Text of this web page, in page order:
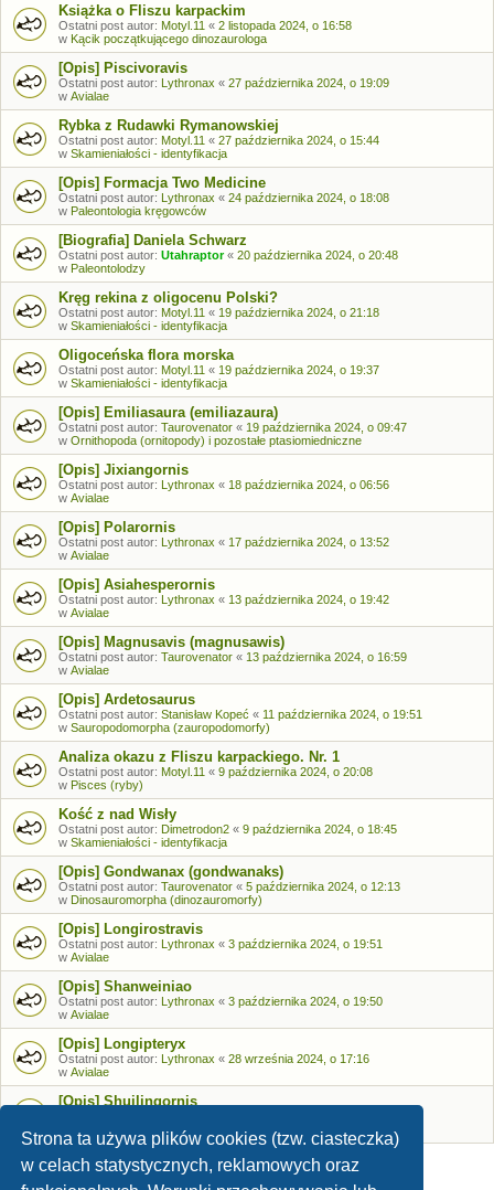
Strona ta używa plików cookies (tzw. ciasteczka)
w celach statystycznych, reklamowych oraz
Książka o Fliszu karpackim
Ostatni post autor: Motyl.11 « 2 listopada 2024, o 16:58
w Kącik początkującego dinozaurologa
[Opis] Piscivoravis
Ostatni post autor: Lythronax « 27 października 2024, o 19:09
w Avialae
Rybka z Rudawki Rymanowskiej
Ostatni post autor: Motyl.11 « 27 października 2024, o 15:44
w Skamieniałości - identyfikacja
[Opis] Formacja Two Medicine
Ostatni post autor: Lythronax « 24 października 2024, o 18:08
w Paleontologia kręgowców
[Biografia] Daniela Schwarz
Ostatni post autor: Utahraptor« 20 października 2024, o 20:48
w Paleontolodzy
Kręg rekina z oligocenu Polski?
Ostatni post autor: Motyl.11 « 19 października 2024, o 21:18
w Skamieniałości - identyfikacja
Oligoceńska flora morska
Ostatni post autor: Motyl.11 « 19 października 2024, o 19:37
w Skamieniałości - identyfikacja
[Opis] Emiliasaura (emiliazaura)
Ostatni post autor: Taurovenator « 19 października 2024, o 09:47
w Ornithopoda (ornitopody) i pozostałe ptasiomiedniczne
[Opis] Jixiangornis
Ostatni post autor: Lythronax « 18 października 2024, o 06:56
w Avialae
[Opis] Polarornis
Ostatni post autor: Lythronax « 17 października 2024, o 13:52
w Avialae
[Opis] Asiahesperornis
Ostatni post autor: Lythronax « 13 października 2024, o 19:42
w Avialae
[Opis] Magnusavis (magnusawis)
Ostatni post autor: Taurovenator « 13 października 2024, o 16:59
w Avialae
[Opis] Ardetosaurus
Ostatni post autor: Stanisław Kopeć « 11 października 2024, o 19:51
w Sauropodomorpha (zauropodomorfy)
Analiza okazu z Fliszu karpackiego. Nr. 1
Ostatni post autor: Motyl.11 « 9 października 2024, o 20:08
w Pisces (ryby)
Kość z nad Wisły
Ostatni post autor: Dimetrodon2 « 9 października 2024, o 18:45
w Skamieniałości - identyfikacja
[Opis] Gondwanax (gondwanaks)
Ostatni post autor: Taurovenator « 5 października 2024, o 12:13
w Dinosauromorpha (dinozauromorfy)
[Opis] Longirostravis
Ostatni post autor: Lythronax « 3 października 2024, o 19:51
w Avialae
[Opis] Shanweiniao
Ostatni post autor: Lythronax « 3 października 2024, o 19:50
w Avialae
[Opis] Longipteryx
Ostatni post autor: Lythronax « 28 września 2024, o 17:16
w Avialae
[Opis] Shuilingornis